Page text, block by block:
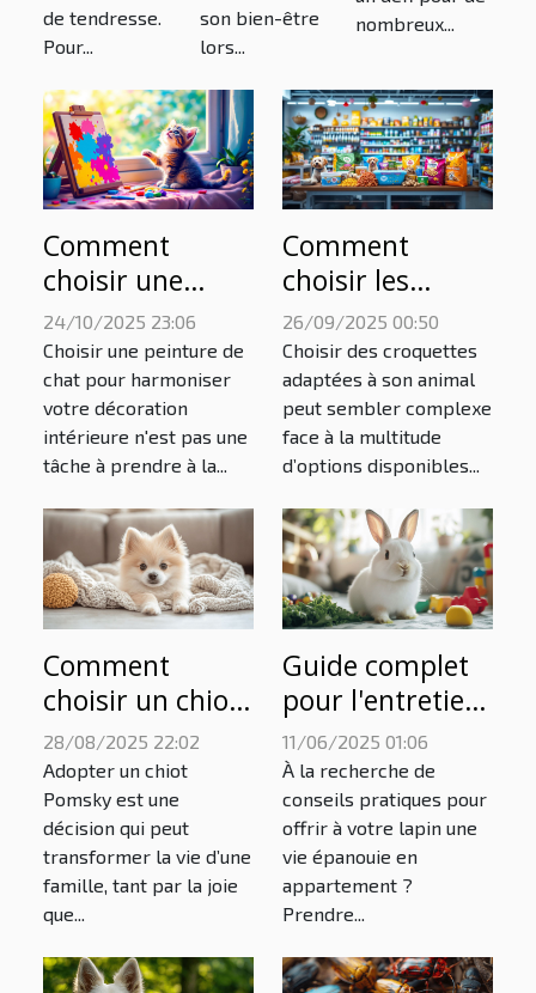
de tendresse.
Pour...
son bien-être
lors...
nombreux...
Comment
choisir une
peinture de chat
pour
harmoniser
votre décoration
intérieure ?
24/10/2025 23:06
Choisir une peinture de
chat pour harmoniser
votre décoration
intérieure n'est pas une
tâche à prendre à la...
Comment
choisir les
meilleures
croquettes pour
la santé
spécifique de
votre animal ?
26/09/2025 00:50
Choisir des croquettes
adaptées à son animal
peut sembler complexe
face à la multitude
d’options disponibles...
Comment
choisir un chiot
Pomsky adapté
à votre famille ?
28/08/2025 22:02
Adopter un chiot
Pomsky est une
décision qui peut
transformer la vie d’une
famille, tant par la joie
que...
Guide complet
pour l'entretien
des lapins en
appartement
11/06/2025 01:06
À la recherche de
conseils pratiques pour
offrir à votre lapin une
vie épanouie en
appartement ?
Prendre...